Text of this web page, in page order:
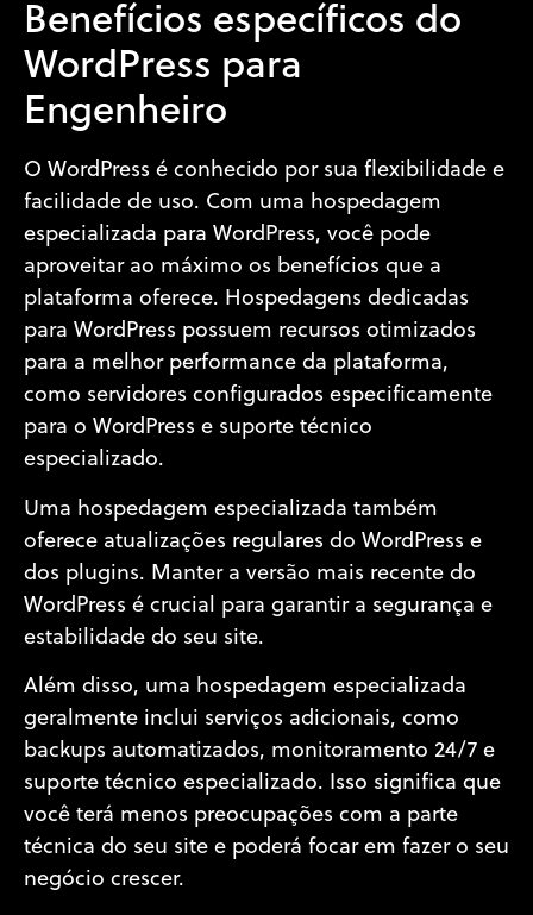
Benefícios específicos do
WordPress para
Engenheiro
O WordPress é conhecido por sua flexibilidade e
facilidade de uso. Com uma hospedagem
especializada para WordPress, você pode
aproveitar ao máximo os benefícios que a
plataforma oferece. Hospedagens dedicadas
para WordPress possuem recursos otimizados
para a melhor performance da plataforma,
como servidores configurados especificamente
para o WordPress e suporte técnico
especializado.
Uma hospedagem especializada também
oferece atualizações regulares do WordPress e
dos plugins. Manter a versão mais recente do
WordPress é crucial para garantir a segurança e
estabilidade do seu site.
Além disso, uma hospedagem especializada
geralmente inclui serviços adicionais, como
backups automatizados, monitoramento 24/7 e
suporte técnico especializado. Isso significa que
você terá menos preocupações com a parte
técnica do seu site e poderá focar em fazer o seu
negócio crescer.